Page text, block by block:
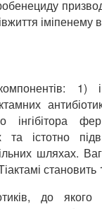
іміпенему
1)
інгібітора
істотно
шляхах.
становить
до якого